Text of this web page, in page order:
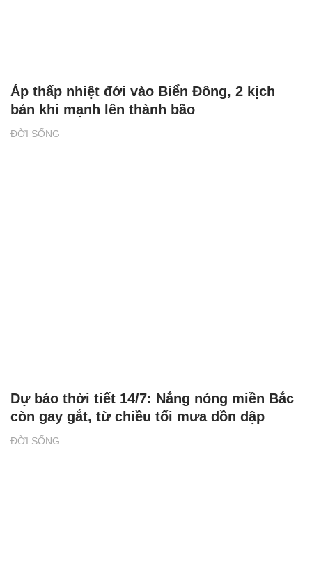
ĐỜI SỐNG
Áp thấp nhiệt đới vào Biển Đông, 2 kịch
bản khi mạnh lên thành bão
ĐỜI SỐNG
Dự báo thời tiết 14/7: Nắng nóng miền Bắc
còn gay gắt, từ chiều tối mưa dồn dập